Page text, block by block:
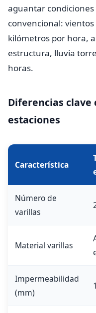
aguantar
convencional:
kilómetros por hora,
estructura, lluvia
horas.
Diferencias clave
estaciones
Característica
Número de
varillas
Material varillas
Impermeabilidad
(mm)